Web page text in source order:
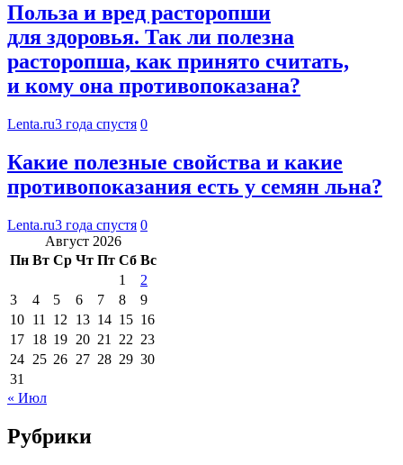
Польза и вред расторопши
для здоровья. Так ли полезна
расторопша, как принято считать,
и кому она противопоказана?
Lenta.ru3 года спустя 0
Какие полезные свойства и какие
противопоказания есть у семян льна?
Lenta.ru3 года спустя 0
Август 2026
Пн Вт Ср Чт Пт Сб Вс
1
2
3
4 5 6 7 8
9
10 11 12 13 14 15 16
17 18 19 20 21 22 23
24 25 26 27 28 29 30
31
« Июл
Рубрики